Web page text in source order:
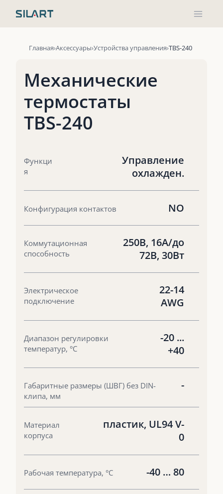
Главная Аксессуары Устройства управления TBS-240
Механические
термостаты
TBS-240
Функци
я
Управление
охлажден.
Конфигурация контактов NO
Коммутационная
способность
250В, 16А/до
72В, 30Вт
Электрическое
подключение
22-14
AWG
Диапазон регулировки
температур, °С
-20 ...
+40
Габаритные размеры (ШВГ) без DIN-
клипа, мм
-
Материал
корпуса
пластик, UL94 V-
0
Рабочая температура, °С -40 … 80